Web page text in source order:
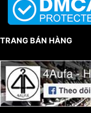
TRANG BÁN HÀNG